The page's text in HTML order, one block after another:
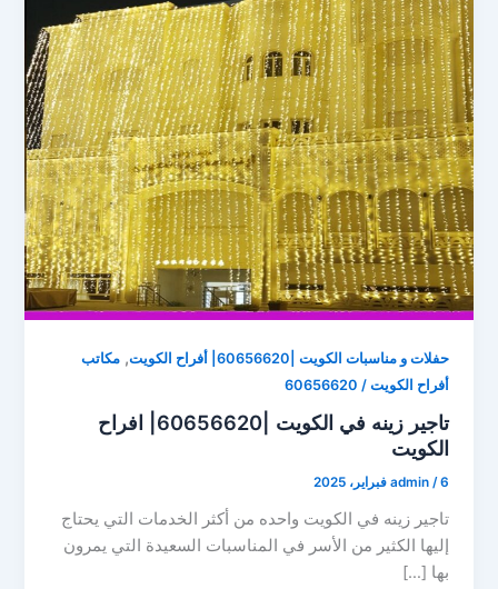
حفلات و مناسبات الكويت |60656620| أفراح الكويت ,مكاتب
أفراح الكويت / 60656620
تاجير زينه في الكويت |60656620| افراح
الكويت
admin /6 فبراير، 2025
تاجير زينه في الكويت واحده من أكثر الخدمات التي يحتاج
إليها الكثير من الأسر في المناسبات السعيدة التي يمرون
بها […]